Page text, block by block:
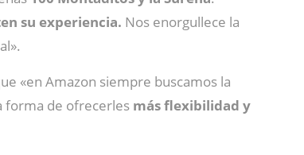
su experiencia. Nos enorgullece la
«en Amazon siempre buscamos la
forma de ofrecerles más flexibilidad y